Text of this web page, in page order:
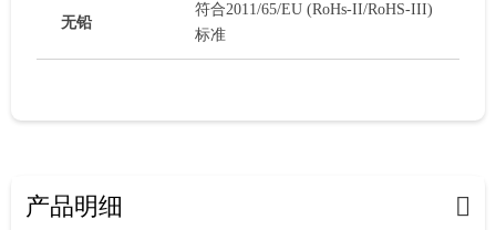
无铅
符合2011/65/EU (RoHs-II/RoHS-III)
标准
产品明细